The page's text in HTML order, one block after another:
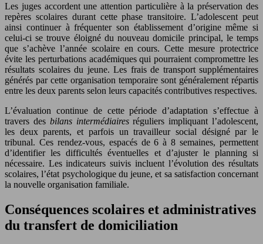
Les juges accordent une attention particulière à la préservation des
repères scolaires durant cette phase transitoire. L’adolescent peut
ainsi continuer à fréquenter son établissement d’origine même si
celui-ci se trouve éloigné du nouveau domicile principal, le temps
que s’achève l’année scolaire en cours. Cette mesure protectrice
évite les perturbations académiques qui pourraient compromettre les
résultats scolaires du jeune. Les frais de transport supplémentaires
générés par cette organisation temporaire sont généralement répartis
entre les deux parents selon leurs capacités contributives respectives.
L’évaluation continue de cette période d’adaptation s’effectue à
travers des bilans intermédiairesréguliers impliquant l’adolescent,
les deux parents, et parfois un travailleur social désigné par le
tribunal. Ces rendez-vous, espacés de 6 à 8 semaines, permettent
d’identifier les difficultés éventuelles et d’ajuster le planning si
nécessaire. Les indicateurs suivis incluent l’évolution des résultats
scolaires, l’état psychologique du jeune, et sa satisfaction concernant
la nouvelle organisation familiale.
Conséquences scolaires et administratives
du transfert de domiciliation